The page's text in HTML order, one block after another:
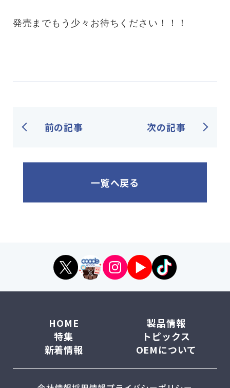
発売までもう少々お待ちください！！！
前の記事
一覧へ戻る
次の記事
HOME
製品情報
特集
トピックス
新着情報
OEMについて